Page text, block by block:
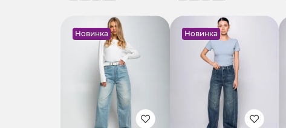
Новинка Новинка